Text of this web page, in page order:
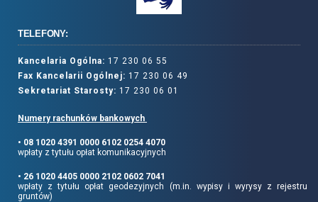
TELEFONY:
Kancelaria Ogólna: 17 230 06 55
Fax Kancelarii Ogólnej: 17 230 06 49
Sekretariat Starosty: 17 230 06 01
Numery rachunków bankowych
• 08 1020 4391 0000 6102 0254 4070
wpłaty z tytułu opłat komunikacyjnych
• 26 1020 4405 0000 2102 0602 7041
wpłaty z tytułu opłat geodezyjnych (m.in. wypisy i wyrysy z rejestru
gruntów)